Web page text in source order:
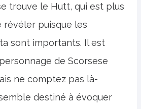
trouve le Hutt, qui est plus
révéler puisque les
sont importants. Il est
de Scorsese
ne comptez pas là-
destiné à évoquer